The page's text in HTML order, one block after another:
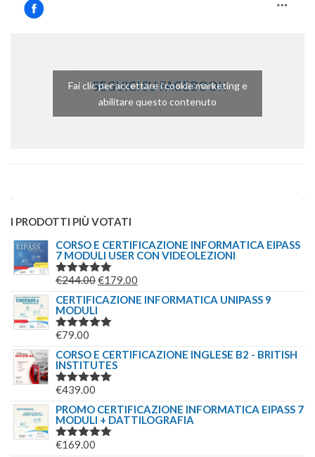
SEGUICI SU FACEBOOK
Fai clic per accettare i cookie marketing e
abilitare questo contenuto
I PRODOTTI PIÙ VOTATI
CORSO E CERTIFICAZIONE INFORMATICA EIPASS
7 MODULI USER CON VIDEOLEZIONI
VALUTATO
€244.00IL
PREZZO
ERA:
€179.00
PREZZO
CERTIFICAZIONE INFORMATICA UNIPASS 9
MODULI
VALUTATO
€79.00
CORSO E CERTIFICAZIONE INGLESE B2 - BRITISH
INSTITUTES
VALUTATO
€439.00
PROMO CERTIFICAZIONE INFORMATICA EIPASS 7
MODULI + DATTILOGRAFIA
VALUTATO
€169.00